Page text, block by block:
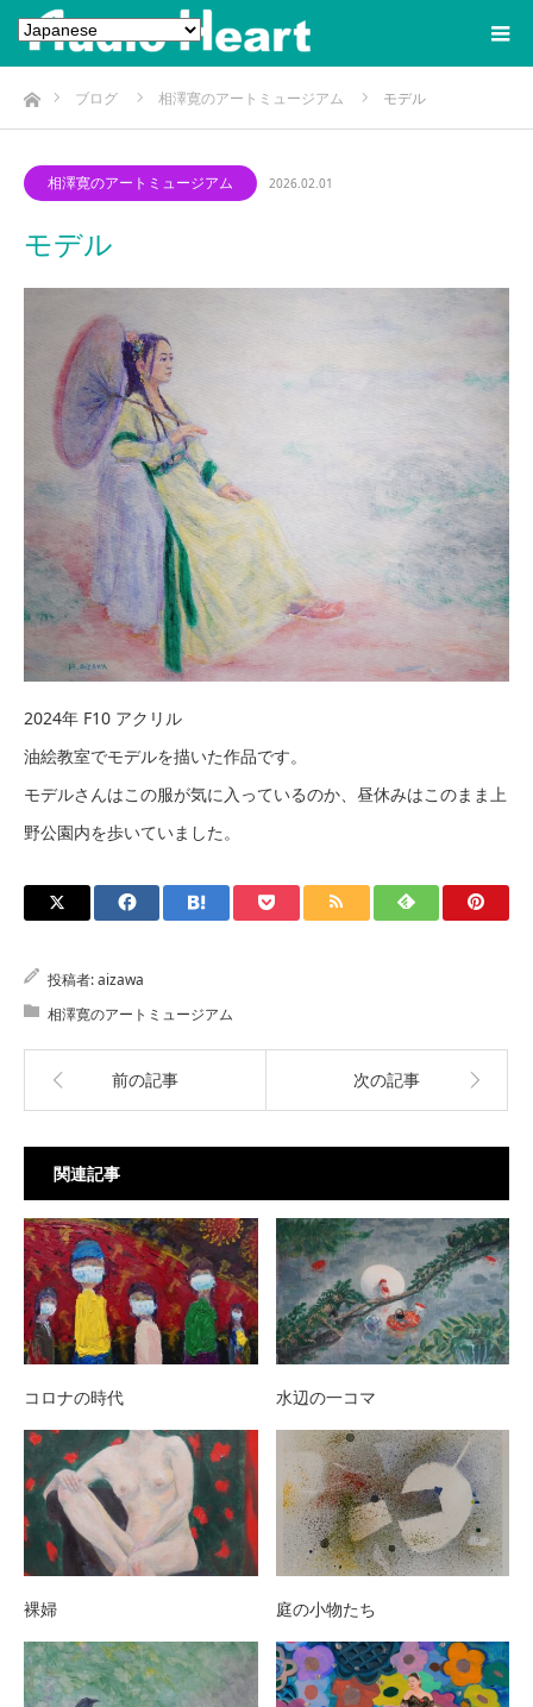
ホームブログ 相澤寛のアートミュージアム モデル
相澤寛のアートミュージアム 2026.02.01
モデル
2024年 F10 アクリル
油絵教室でモデルを描いた作品です。
モデルさんはこの服が気に入っているのか、昼休みはこのまま上
野公園内を歩いていました。
投稿者:aizawa
相澤寛のアートミュージアム
前の記事 次の記事
関連記事
コロナの時代 水辺の一コマ
裸婦 庭の小物たち